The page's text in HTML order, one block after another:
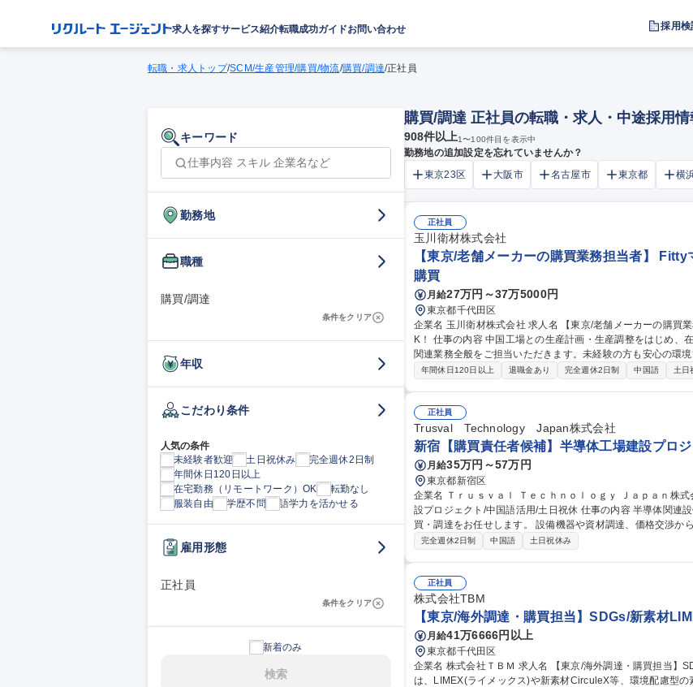
求人を探すサービス紹介転職成功ガイドお問い合わせ 採用検
転職・求人トップ/SCM/生産管理/購買/物流/購買/調達/正社員
キーワード
勤務地
職種
購買/調達
条件をクリア
年収
こだわり条件
人気の条件
未経験者歓迎
土日祝休み
完全週休2日制
年間休日120日以上
在宅勤務（リモートワーク）OK
転勤なし
服装自由
学歴不問 語学力を活かせる
雇用形態
正社員
条件をクリア
新着のみ
検索
購買/調達 正社員の転職・求人・中途採用情
908件以上1〜100件目を表示中
勤務地の追加設定を忘れていませんか？
東京23区
大阪市 名古屋市 東京都 横
正社員
玉川衛材株式会社
【東京/老舗メーカーの購買業務担当者】
購買
月給27万円～37万5000円
東京都千代田区
企業名 玉川衛材株式会社 求人名 【東京/老舗メーカーの購買業務担当者】◆Fittyマスク◆中国語必須◆未経験O
K！ 仕事の内容 中国工場との生産計画・生産調整をはじめ、在庫管理や輸出入業務など、中国語を使用する購買
関連業務全般をご担当いただきます。未経験の方も安心の環
お仕事です。 購買業務の担当として以下の業務を中心にお任せします。 ■生産計画の策定 ■中国工場との生産調整
務をお任せしていくので未経験の方も安心してスタートできます。 募集職種 【東京/老舗メーカーの購買
者】◆Fittyマスク◆中国語必須◆未経験OK！
年間休日120日以上 退職金あり 完全週休2日制 中国語 土日
正社員
Trusval Technology Japan株式会社
新宿【購買責任者候補】半導体工場建設プロ
月給35万円～57万円
東京都新宿区
企業名 Ｔｒｕｓｖａｌ Ｔｅｃｈｎｏｌｏｇｙ Ｊａｐａｎ株式会社 求人名 新宿【購買責任者候補】半導体
設プロジェクト/中国語活用/土日祝休 仕事の内容 半導体関連設備工事事業を行う当社にて半導体工場建設等の購
買・調達をお任せします。 設備機器や資材調達、価格交渉か
核として活躍していただきます。 ■半導体工場建設や設備工事における機器・資材の調達、価格交渉 ■発注書の作
完全週休2日制 中国語 土日祝休み
正社員
株式会社TBM
【東京/海外調達・購買担当】SDGs/新素材
月給41万6666円以上
東京都千代田区
企業名 株式会社ＴＢＭ 求人名 【東京/海外調達・購買担当】SDGs/新素材LIMEX/ユニコーン企業 仕事の内容 当社
は、LIMEX(ライメックス)や新素材CirculeX等、環境配慮型